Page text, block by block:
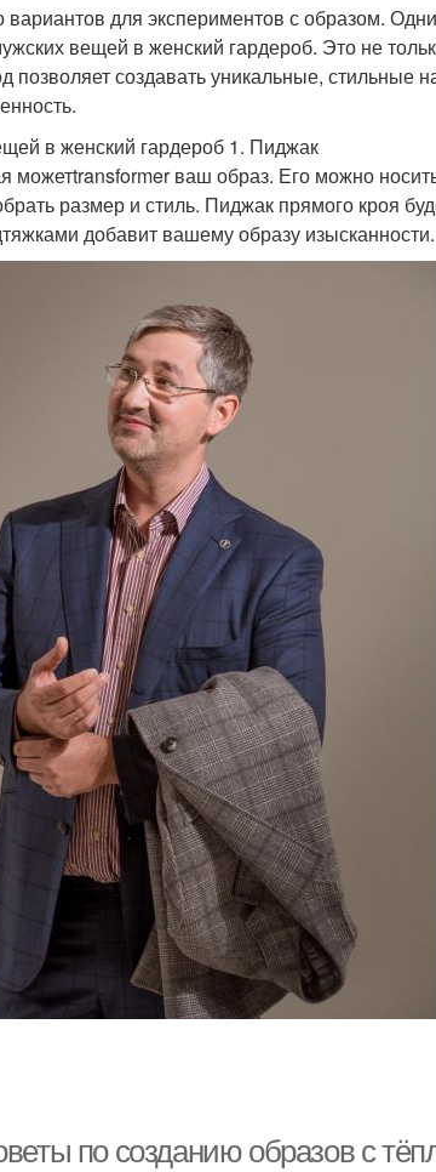
для экспериментов с образом.
вещей в женский гардероб. Это не
позволяет создавать уникальные, стильные
в женский гардероб 1. Пиджак
можетtransformer ваш образ. Его можно
размер и стиль. Пиджак прямого кроя
добавит вашему образу изысканности.
по созданию образов с